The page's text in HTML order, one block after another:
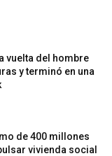
vuelta del hombre
y terminó en una
de 400 millones
vivienda social